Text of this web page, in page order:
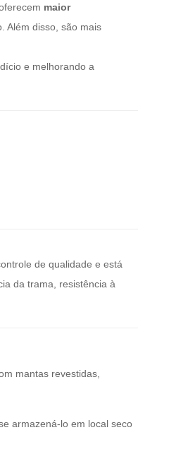
maior
Além disso, são mais
e melhorando a
de qualidade e está
da trama, resistência à
mantas revestidas,
armazená-lo em local seco